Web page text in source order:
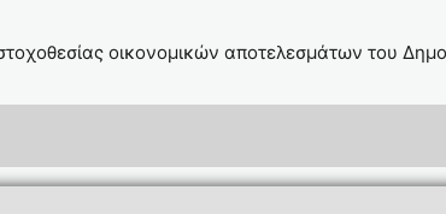
οικονομικών αποτελεσμάτων του